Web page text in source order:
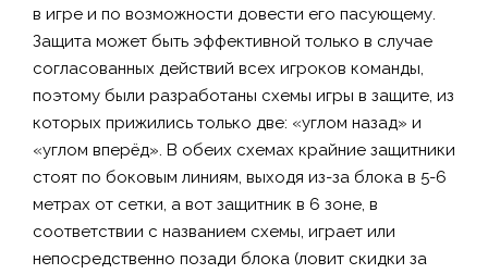
в игре и по возможности довести его пасующему.
Защита может быть эффективной только в случае
согласованных действий всех игроков команды,
поэтому были разработаны схемы игры в защите, из
которых прижились только две: «углом назад» и
«углом вперёд». В обеих схемах крайние защитники
стоят по боковым линиям, выходя из-за блока в 5-6
метрах от сетки, а вот защитник в 6 зоне, в
соответствии с названием схемы, играет или
непосредственно позади блока (ловит скидки за